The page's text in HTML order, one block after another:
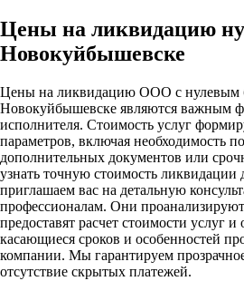
Цены на ликвидацию
Новокуйбышевске
Цены на ликвидацию ООО с нулевым
Новокуйбышевске являются важным
исполнителя. Стоимость услуг
параметров, включая необходимость
дополнительных документов или
узнать точную стоимость ликвидации
приглашаем вас на детальную
профессионалам. Они
предоставят расчет стоимости услуг и
касающиеся сроков и особенностей
компании. Мы гарантируем
отсутствие скрытых платежей.